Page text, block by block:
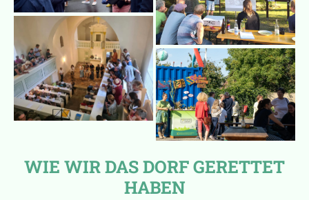
WIE WIR DAS DORF GERETTET
HABEN